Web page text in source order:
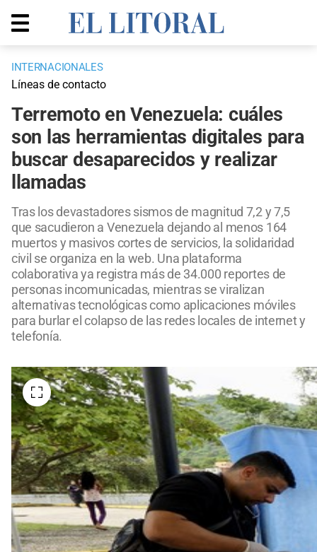
INTERNACIONALES
Líneas de contacto
Terremoto en Venezuela: cuáles
son las herramientas digitales para
buscar desaparecidos y realizar
llamadas
Tras los devastadores sismos de magnitud 7,2 y 7,5
que sacudieron a Venezuela dejando al menos 164
muertos y masivos cortes de servicios, la solidaridad
civil se organiza en la web. Una plataforma
colaborativa ya registra más de 34.000 reportes de
personas incomunicadas, mientras se viralizan
alternativas tecnológicas como aplicaciones móviles
para burlar el colapso de las redes locales de internet y
telefonía.